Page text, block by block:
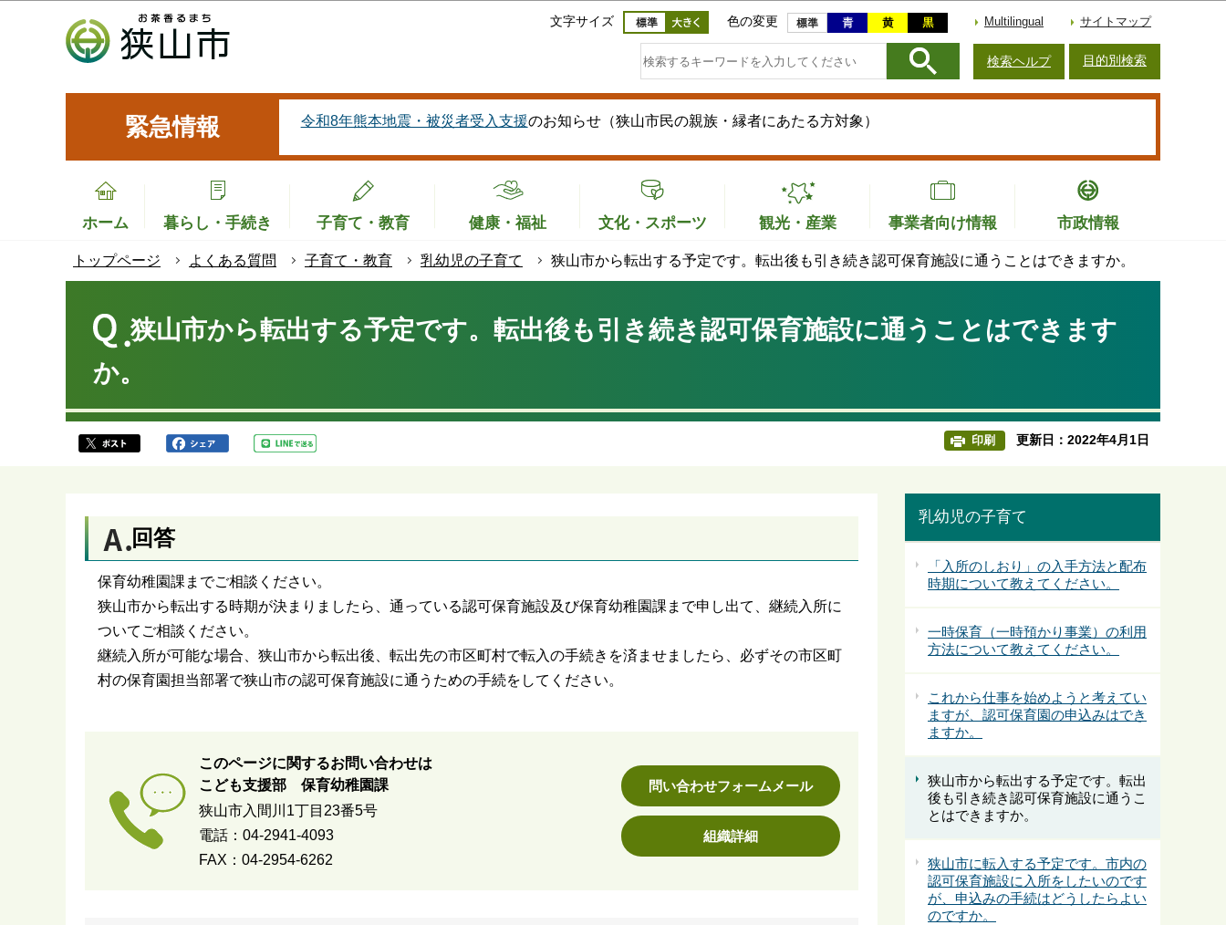
このページの本文へ移動
文字サイズ 色の変更 Multilingual サイトマップ
検索ヘルプ 目的別検索
緊急情報 令和8年熊本地震・被災者受入支援のお知らせ（狭山市民の親族・縁者にあたる方対象）
ホーム 暮らし・手続き 子育て・教育 健康・福祉 文化・スポーツ 観光・産業 事業者向け情報 市政情報
トップページ よくある質問 子育て・教育 乳幼児の子育て 狭山市から転出する予定です。転出後も引き続き認可保育施設に通うことはできますか。
狭山市から転出する予定です。転出後も引き続き認可保育施設に通うことはできます
か。
印刷 更新日：2022年4月1日
回答
保育幼稚園課までご相談ください。
狭山市から転出する時期が決まりましたら、通っている認可保育施設及び保育幼稚園課まで申し出て、継続入所に
ついてご相談ください。
継続入所が可能な場合、狭山市から転出後、転出先の市区町村で転入の手続きを済ませましたら、必ずその市区町
村の保育園担当部署で狭山市の認可保育施設に通うための手続をしてください。
このページに関するお問い合わせは
こども支援部 保育幼稚園課
狭山市入間川1丁目23番5号
電話：04-2941-4093
FAX：04-2954-6262
問い合わせフォームメール
組織詳細
乳幼児の子育て
「入所のしおり」の入手方法と配布
時期について教えてください。
一時保育（一時預かり事業）の利用
方法について教えてください。
これから仕事を始めようと考えてい
ますが、認可保育園の申込みはでき
ますか。
狭山市から転出する予定です。転出
後も引き続き認可保育施設に通うこ
とはできますか。
狭山市に転入する予定です。市内の
認可保育施設に入所をしたいのです
が、申込みの手続はどうしたらよい
のですか。